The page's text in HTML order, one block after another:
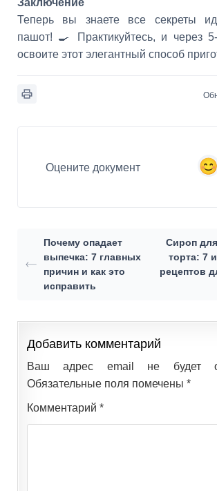
Заключение
Теперь вы знаете все секреты
пашот! 🍳 Практикуйтесь, и через
освоите этот элегантный способ
Оцените документ
Почему опадает
выпечка: 7 главных
причин и как это
исправить
Сироп
торта: 7
рецептов
Добавить комментарий
Ваш адрес email не будет
Обязательные поля помечены *
Комментарий *